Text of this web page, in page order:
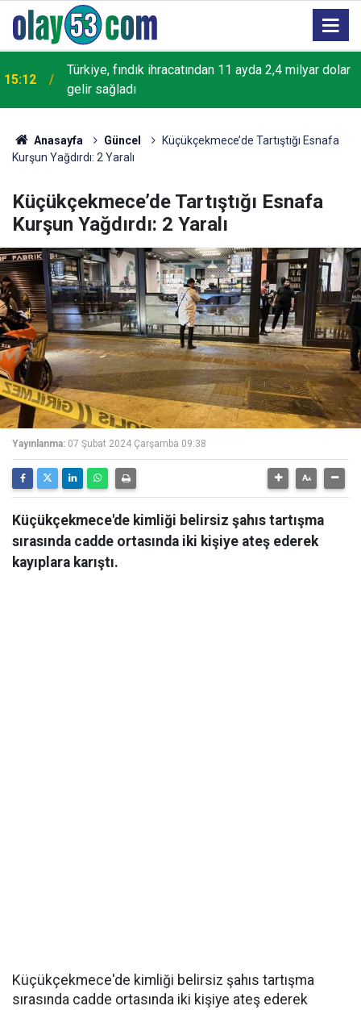
15:12
Türkiye, fındık ihracatından 11 ayda 2,4 milyar dolar
gelir sağladı
Anasayfa Güncel
Küçükçekmece’de Tartıştığı Esnafa
Kurşun Yağdırdı: 2 Yaralı
Küçükçekmece’de Tartıştığı Esnafa
Kurşun Yağdırdı: 2 Yaralı
Yayınlanma: 07 Şubat 2024 Çarşamba 09:38
Küçükçekmece'de kimliği belirsiz şahıs tartışma
sırasında cadde ortasında iki kişiye ateş ederek
kayıplara karıştı.
Küçükçekmece'de kimliği belirsiz şahıs tartışma
sırasında cadde ortasında iki kişiye ateş ederek